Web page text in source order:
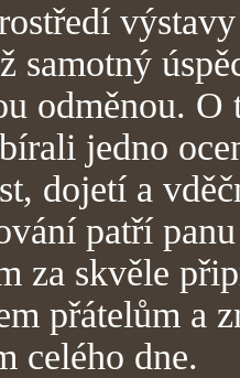
samotný
odměnou.
jedno
dojetí a
patří
za skvěle
přátelům a
celého dne.